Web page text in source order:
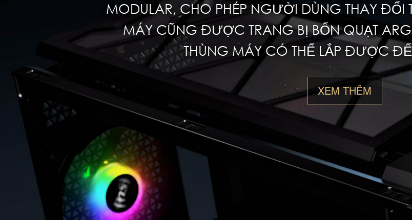
MODULAR, CHO PHÉP NGƯỜI DÙNG THAY ĐỔI
MÁY CŨNG ĐƯỢC TRANG BỊ BỐN QUẠT
THÙNG MÁY CÓ THỂ LẮP ĐƯỢC
XEM THÊM